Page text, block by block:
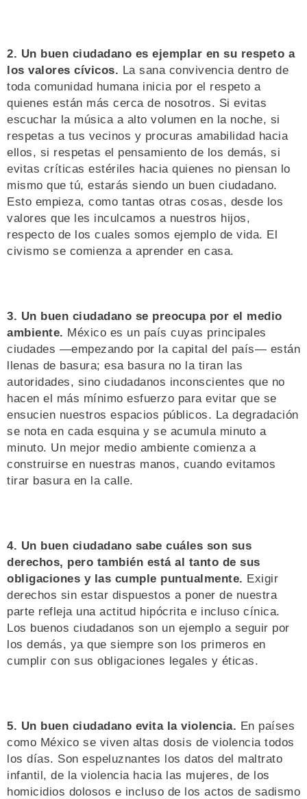
2. Un buen ciudadano es ejemplar en su respeto a
los valores cívicos. La sana convivencia dentro de
toda comunidad humana inicia por el respeto a
quienes están más cerca de nosotros. Si evitas
escuchar la música a alto volumen en la noche, si
respetas a tus vecinos y procuras amabilidad hacia
ellos, si respetas el pensamiento de los demás, si
evitas críticas estériles hacia quienes no piensan lo
mismo que tú, estarás siendo un buen ciudadano.
Esto empieza, como tantas otras cosas, desde los
valores que les inculcamos a nuestros hijos,
respecto de los cuales somos ejemplo de vida. El
civismo se comienza a aprender en casa.
3. Un buen ciudadano se preocupa por el medio
ambiente. México es un país cuyas principales
ciudades —empezando por la capital del país— están
llenas de basura; esa basura no la tiran las
autoridades, sino ciudadanos inconscientes que no
hacen el más mínimo esfuerzo para evitar que se
ensucien nuestros espacios públicos. La degradación
se nota en cada esquina y se acumula minuto a
minuto. Un mejor medio ambiente comienza a
construirse en nuestras manos, cuando evitamos
tirar basura en la calle.
4. Un buen ciudadano sabe cuáles son sus
derechos, pero también está al tanto de sus
obligaciones y las cumple puntualmente. Exigir
derechos sin estar dispuestos a poner de nuestra
parte refleja una actitud hipócrita e incluso cínica.
Los buenos ciudadanos son un ejemplo a seguir por
los demás, ya que siempre son los primeros en
cumplir con sus obligaciones legales y éticas.
5. Un buen ciudadano evita la violencia. En países
como México se viven altas dosis de violencia todos
los días. Son espeluznantes los datos del maltrato
infantil, de la violencia hacia las mujeres, de los
homicidios dolosos e incluso de los actos de sadismo